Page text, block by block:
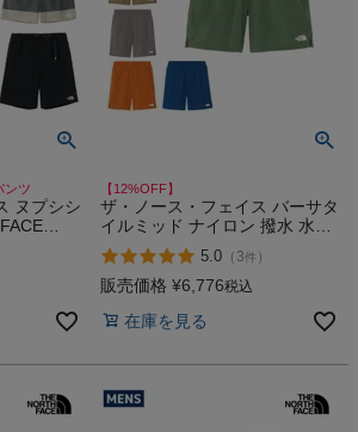
見る
ェア
ンツ
ヌプシシ
【12%OFF】
ザ・ノース・フェイス バーサタ
イルミッド ナイロン 撥水 水陸
両用 カジュアル パンツ ショー
ツ THE NORTH FACE
VERSATILE MID CK DG IB OB
5.0 （ 3件 ）
販売価格 ¥6,776税込
在庫を見る